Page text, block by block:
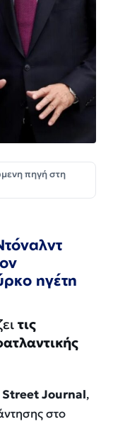
πηγή στη
ηγέτη
τις
Journal,
στο